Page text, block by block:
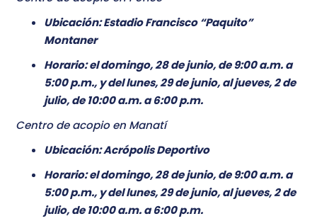
Ubicación: Estadio Francisco “Paquito”
Montaner
Horario: el domingo, 28 de junio, de 9:00 a.m. a
5:00 p.m., y del lunes, 29 de junio, al jueves, 2 de
julio, de 10:00 a.m. a 6:00 p.m.
Centro de acopio en Manatí
Ubicación: Acrópolis Deportivo
Horario: el domingo, 28 de junio, de 9:00 a.m. a
5:00 p.m., y del lunes, 29 de junio, al jueves, 2 de
julio, de 10:00 a.m. a 6:00 p.m.